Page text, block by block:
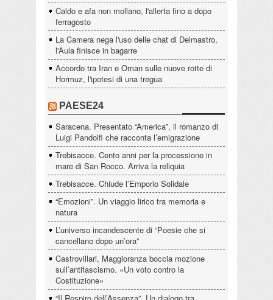
Caldo e afa non mollano, l'allerta fino a dopo
ferragosto
La Camera nega l'uso delle chat di Delmastro,
l'Aula finisce in bagarre
Accordo tra Iran e Oman sulle nuove rotte di
Hormuz, l'ipotesi di una tregua
PAESE24
Saracena. Presentato “America”, il romanzo di
Luigi Pandolfi che racconta l’emigrazione
Trebisacce. Cento anni per la processione in
mare di San Rocco. Arriva la reliquia
Trebisacce. Chiude l’Emporio Solidale
“Emozioni”. Un viaggio lirico tra memoria e
natura
L’universo incandescente di “Poesie che si
cancellano dopo un’ora”
Castrovillari, Maggioranza boccia mozione
sull’antifascismo. «Un voto contro la
Costituzione»